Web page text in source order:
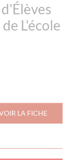
L'école
LA FICHE